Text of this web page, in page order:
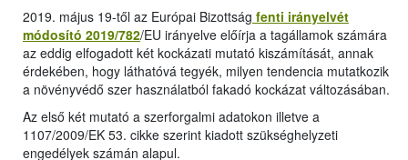
2019. május 19-től az Európai Bizottság fenti irányelvét
módosító 2019/782/EU irányelve előírja a tagállamok számára
az eddig elfogadott két kockázati mutató kiszámítását, annak
érdekében, hogy láthatóvá tegyék, milyen tendencia mutatkozik
a növényvédő szer használatból fakadó kockázat változásában.
Az első két mutató a szerforgalmi adatokon illetve a
1107/2009/EK 53. cikke szerint kiadott szükséghelyzeti
engedélyek számán alapul.